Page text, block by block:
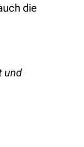
die
und